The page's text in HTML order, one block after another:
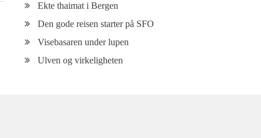
Ekte thaimat i Bergen
Den gode reisen starter på SFO
Visebasaren under lupen
Ulven og virkeligheten